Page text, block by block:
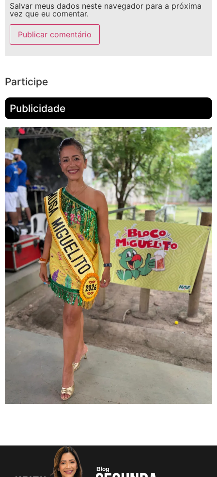
Salvar meus dados neste navegador para a próxima
vez que eu comentar.
Participe
Publicidade